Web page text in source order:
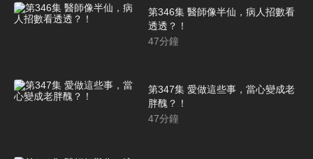
第346集 醫師像半仙，病人招數看
透透？！
47分鐘
第347集 愛做這些事，當心變成老
胖醜？！
47分鐘